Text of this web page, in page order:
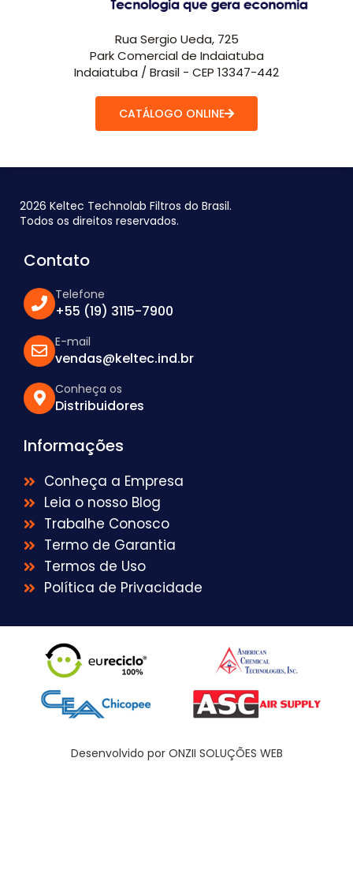
Rua Sergio Ueda, 725
Park Comercial de Indaiatuba
Indaiatuba / Brasil - CEP 13347-442
CATÁLOGO ONLINE
2026 Keltec Technolab Filtros do Brasil.
Todos os direitos reservados.
Contato
Telefone
+55 (19) 3115-7900
E-mail
vendas@keltec.ind.br
Conheça os
Distribuidores
Informações
Conheça a Empresa
Leia o nosso Blog
Trabalhe Conosco
Termo de Garantia
Termos de Uso
Política de Privacidade
Desenvolvido por ONZII SOLUÇÕES WEB